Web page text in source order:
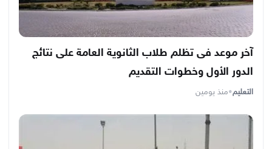
آخر موعد فى تظلم طلاب الثانوية العامة على نتائج
الدور الأول وخطوات التقديم
التعليم•منذ يومين